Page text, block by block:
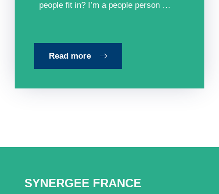
people fit in? I’m a people person …
Read more
SYNERGEE FRANCE